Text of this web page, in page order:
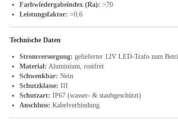
Farbwiedergabeindex (Ra): >70
Leistungsfaktor: >0,6
Technische Daten
Stromversorgung: gelieferter 12V LED-Trafo zum
Material: Aluminium, rostfrei
Schwenkbar: Nein
Schutzklasse: III
Schutzart: IP67 (wasser- & staubgeschützt)
Anschluss: Kabelverbindung